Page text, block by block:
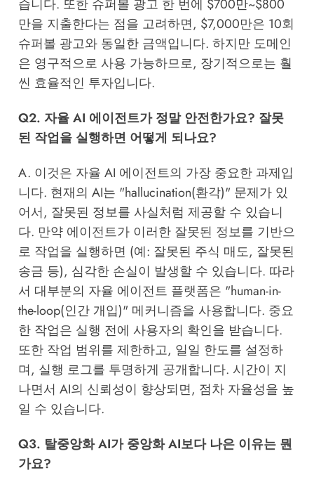
습니다. 또한 슈퍼볼 광고 한 번에 $700만~$800
만을 지출한다는 점을 고려하면, $7,000만은 10회
슈퍼볼 광고와 동일한 금액입니다. 하지만 도메인
은 영구적으로 사용 가능하므로, 장기적으로는 훨
씬 효율적인 투자입니다.
Q2. 자율 AI 에이전트가 정말 안전한가요? 잘못
된 작업을 실행하면 어떻게 되나요?
A. 이것은 자율 AI 에이전트의 가장 중요한 과제입
니다. 현재의 AI는 "hallucination(환각)" 문제가 있
어서, 잘못된 정보를 사실처럼 제공할 수 있습니
다. 만약 에이전트가 이러한 잘못된 정보를 기반으
로 작업을 실행하면 (예: 잘못된 주식 매도, 잘못된
송금 등), 심각한 손실이 발생할 수 있습니다. 따라
서 대부분의 자율 에이전트 플랫폼은 "human-in-
the-loop(인간 개입)" 메커니즘을 사용합니다. 중요
한 작업은 실행 전에 사용자의 확인을 받습니다.
또한 작업 범위를 제한하고, 일일 한도를 설정하
며, 실행 로그를 투명하게 공개합니다. 시간이 지
나면서 AI의 신뢰성이 향상되면, 점차 자율성을 높
일 수 있습니다.
Q3. 탈중앙화 AI가 중앙화 AI보다 나은 이유는 뭔
가요?